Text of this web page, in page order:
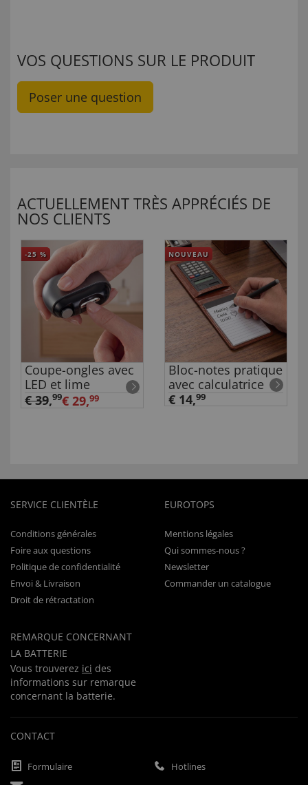
VOS QUESTIONS SUR LE PRODUIT
Poser une question
ACTUELLEMENT TRÈS APPRÉCIÉS DE
NOS CLIENTS
-25 %
Coupe-ongles avec
LED et lime
€ 39,99€ 29,99
NOUVEAU
Bloc-notes pratique
avec calculatrice
€ 14,99
SERVICE CLIENTÈLE
Conditions générales
Foire aux questions
Politique de confidentialité
Envoi & Livraison
Droit de rétractation
REMARQUE CONCERNANT
LA BATTERIE
Vous trouverez ici des
informations sur remarque
concernant la batterie.
EUROTOPS
Mentions légales
Qui sommes-nous ?
Newsletter
Commander un catalogue
CONTACT
Formulaire
Hotlines